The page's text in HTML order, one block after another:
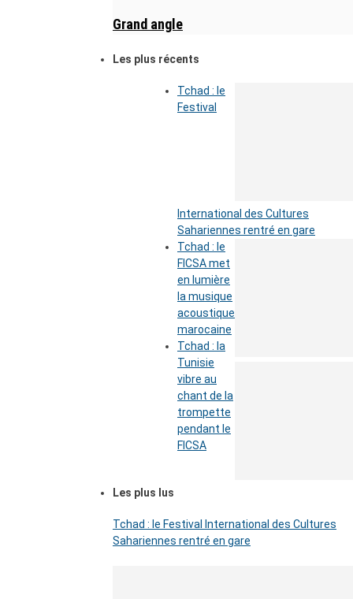
Grand angle
Les plus récents
Tchad : le
Festival
International des Cultures
Sahariennes rentré en gare
Tchad : le
FICSA met
en lumière
la musique
acoustique
marocaine
Tchad : la
Tunisie
vibre au
chant de la
trompette
pendant le
FICSA
Les plus lus
Tchad : le Festival International des Cultures
Sahariennes rentré en gare